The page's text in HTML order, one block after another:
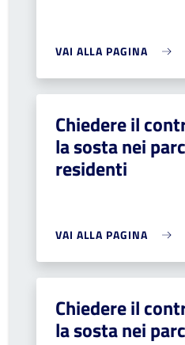
VAI ALLA PAGINA
Chiedere il
la sosta nei
residenti
VAI ALLA PAGINA
Chiedere il
la sosta nei